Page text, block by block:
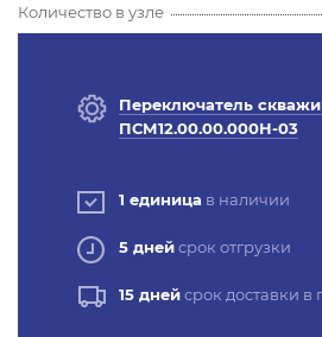
Количество в узле
Переключатель
ПСМ12.00.00.000Н-03
1 единица в наличии
5 днейсрок отгрузки
15 днейсрок доставки в